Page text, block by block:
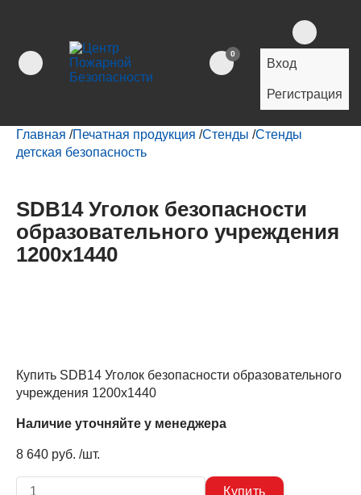
0
Вход
Регистрация
Главная /Печатная продукция /Стенды /Стенды
детская безопасность
SDB14 Уголок безопасности
образовательного учреждения
1200х1440
Купить SDB14 Уголок безопасности образовательного
учреждения 1200х1440
Наличие уточняйте у менеджера
8 640 руб. /шт.